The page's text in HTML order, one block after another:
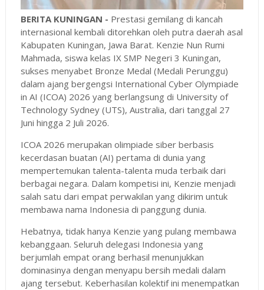
BERITA KUNINGAN - Prestasi gemilang di kancah
internasional kembali ditorehkan oleh putra daerah asal
Kabupaten Kuningan, Jawa Barat. Kenzie Nun Rumi
Mahmada, siswa kelas IX SMP Negeri 3 Kuningan,
sukses menyabet Bronze Medal (Medali Perunggu)
dalam ajang bergengsi International Cyber Olympiade
in AI (ICOA) 2026 yang berlangsung di University of
Technology Sydney (UTS), Australia, dari tanggal 27
Juni hingga 2 Juli 2026.
ICOA 2026 merupakan olimpiade siber berbasis
kecerdasan buatan (AI) pertama di dunia yang
mempertemukan talenta-talenta muda terbaik dari
berbagai negara. Dalam kompetisi ini, Kenzie menjadi
salah satu dari empat perwakilan yang dikirim untuk
membawa nama Indonesia di panggung dunia.
Hebatnya, tidak hanya Kenzie yang pulang membawa
kebanggaan. Seluruh delegasi Indonesia yang
berjumlah empat orang berhasil menunjukkan
dominasinya dengan menyapu bersih medali dalam
ajang tersebut. Keberhasilan kolektif ini menempatkan